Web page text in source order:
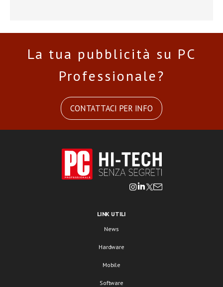
La tua pubblicità su PC
Professionale?
CONTATTACI PER INFO
LINK UTILI
News
Hardware
Mobile
Software